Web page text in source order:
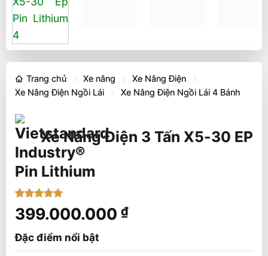
Trang chủ Xe nâng
Xe Nâng Điện
Xe Nâng Điện Ngồi Lái
Xe Nâng Điện Ngồi Lái 4 Bánh
Xe Nâng Điện 3 Tấn X5-30 EP
Pin Lithium
5trên 5
dựa trên
1
399.000.000 ₫
Đặc điểm nổi bật